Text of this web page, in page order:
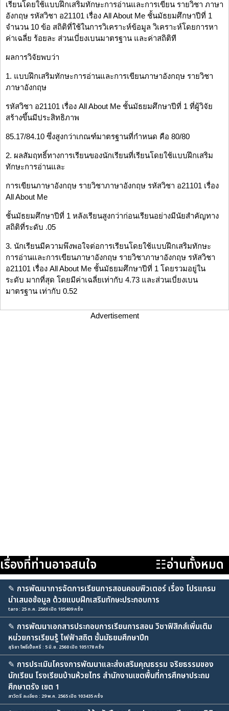
เรียนโดยใช้แบบฝึกเสริมทักษะการอ่านและการเขียน รายวิชา ภาษา
อังกฤษ รหัสวิชา อ21101 เรื่อง All About Me ชั้นมัธยมศึกษาปีที่ 1
จำนวน 10 ข้อ สถิติที่ใช้ในการวิเคราะห์ข้อมูล วิเคราะห์โดยการหา
ค่าเฉลี่ย ร้อยละ ส่วนเบี่ยงเบนมาตรฐาน และค่าสถิติที
ผลการวิจัยพบว่า
1. แบบฝึกเสริมทักษะการอ่านและการเขียนภาษาอังกฤษ รายวิชา
ภาษาอังกฤษ
รหัสวิชา อ21101 เรื่อง All About Me ชั้นมัธยมศึกษาปีที่ 1 ที่ผู้วิจัย
สร้างขึ้นมีประสิทธิภาพ
85.17/84.10 ซึ่งสูงกว่าเกณฑ์มาตรฐานที่กำหนด คือ 80/80
2. ผลสัมฤทธิ์ทางการเรียนของนักเรียนที่เรียนโดยใช้แบบฝึกเสริม
ทักษะการอ่านและ
การเขียนภาษาอังกฤษ รายวิชาภาษาอังกฤษ รหัสวิชา อ21101 เรื่อง
All About Me
ชั้นมัธยมศึกษาปีที่ 1 หลังเรียนสูงกว่าก่อนเรียนอย่างมีนัยสำคัญทาง
สถิติที่ระดับ .05
3. นักเรียนมีความพึงพอใจต่อการเรียนโดยใช้แบบฝึกเสริมทักษะ
การอ่านและการเขียนภาษาอังกฤษ รายวิชาภาษาอังกฤษ รหัสวิชา
อ21101 เรื่อง All About Me ชั้นมัธยมศึกษาปีที่ 1 โดยรวมอยู่ใน
ระดับ มากที่สุด โดยมีค่าเฉลี่ยเท่ากับ 4.73 และส่วนเบี่ยงเบน
มาตรฐาน เท่ากับ 0.52
Advertisement
เรื่องที่ท่านอาจสนใจ ☷อ่านทั้งหมด
✎ การพัฒนาการจัดการเรียนการสอนคอมพิวเตอร์ เรื่อง โปรแกรม
นำเสนอข้อมูล ด้วยแบบฝึกเสริมทักษะประกอบการ
taro : 25 ก.ค. 2560 เปิด 105409 ครั้ง
✎ การพัฒนาเอกสารประกอบการเรียนการสอน วิชาฟิสิกส์เพิ่มเติม
หน่วยการเรียนรู้ ไฟฟ้าสถิต ชั้นมัธยมศึกษาปีท
สุริยา โพธิ์เปี้ยศรี : 5 มิ.ย. 2560 เปิด 105178 ครั้ง
✎ การประเมินโครงการพัฒนาและส่งเสริมคุณธรรม จริยธรรมของ
นักเรียน โรงเรียนบ้านห้วยไทร สำนักงานเขตพื้นที่การศึกษาประถม
ศึกษาตรัง เขต 1
สาวิตรี ละเอียด : 29 พ.ค. 2565 เปิด 103435 ครั้ง